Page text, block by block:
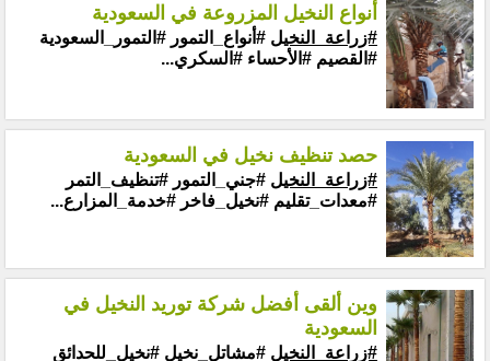
أنواع النخيل المزروعة في السعودية
#زراعة_النخيل #أنواع_التمور #التمور_السعودية
#القصيم #الأحساء #السكري...
حصد تنظيف نخيل في السعودية
#زراعة_النخيل #جني_التمور #تنظيف_التمر
#معدات_تقليم #نخيل_فاخر #خدمة_المزارع...
وين ألقى أفضل شركة توريد النخيل في
السعودية
#زراعة_النخيل #مشاتل_نخيل #نخيل_للحدائق